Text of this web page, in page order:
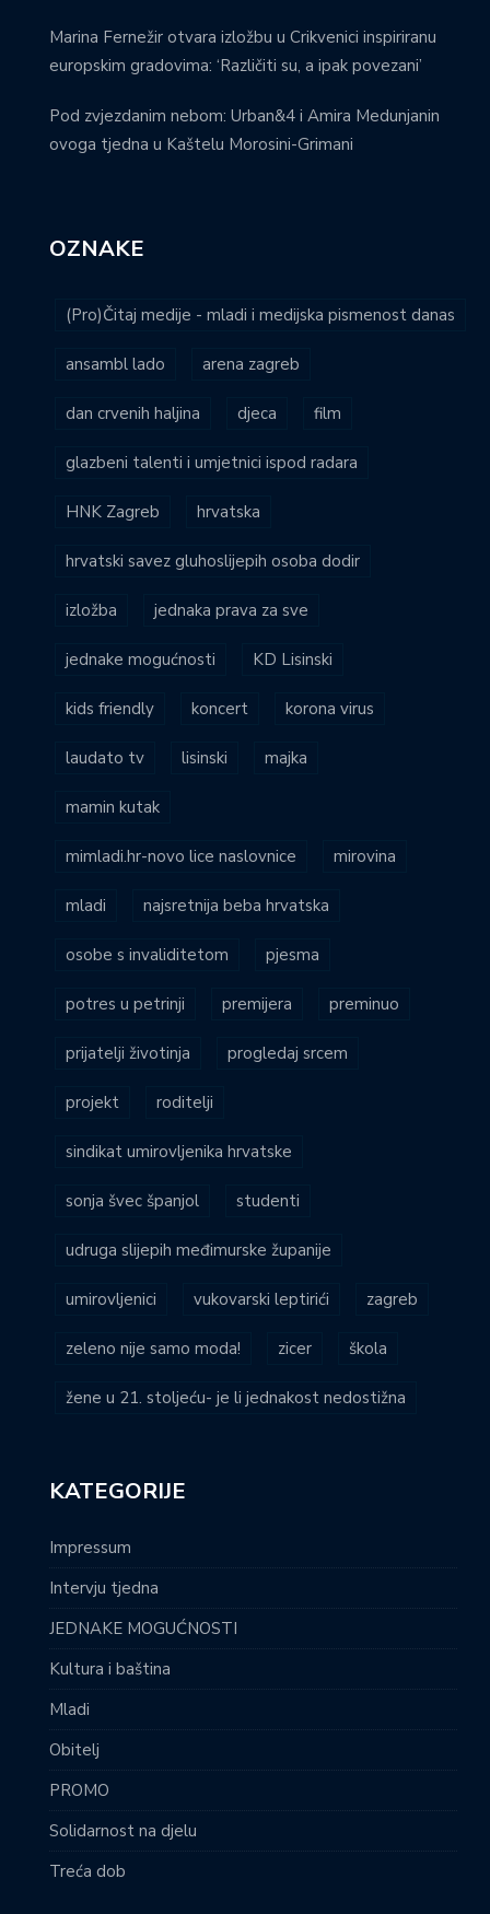
Marina Fernežir otvara izložbu u Crikvenici inspiriranu
europskim gradovima: ‘Različiti su, a ipak povezani’
Pod zvjezdanim nebom: Urban&4 i Amira Medunjanin
ovoga tjedna u Kaštelu Morosini-Grimani
OZNAKE
(Pro)Čitaj medije - mladi i medijska pismenost danas
ansambl lado arena zagreb
dan crvenih haljina djeca film
glazbeni talenti i umjetnici ispod radara
HNK Zagreb hrvatska
hrvatski savez gluhoslijepih osoba dodir
izložba jednaka prava za sve
jednake mogućnosti KD Lisinski
kids friendly koncert korona virus
laudato tv lisinski majka
mamin kutak
mimladi.hr-novo lice naslovnice mirovina
mladi najsretnija beba hrvatska
osobe s invaliditetom pjesma
potres u petrinji premijera preminuo
prijatelji životinja progledaj srcem
projekt roditelji
sindikat umirovljenika hrvatske
sonja švec španjol studenti
udruga slijepih međimurske županije
umirovljenici vukovarski leptirići zagreb
zeleno nije samo moda! zicer škola
žene u 21. stoljeću- je li jednakost nedostižna
KATEGORIJE
Impressum
Intervju tjedna
JEDNAKE MOGUĆNOSTI
Kultura i baština
Mladi
Obitelj
PROMO
Solidarnost na djelu
Treća dob